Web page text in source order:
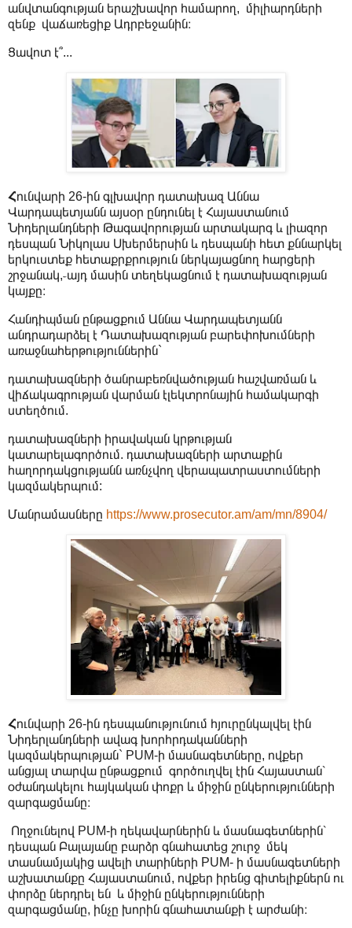
անվտանգության երաշխավոր համարող, միլիարդների
զենք վաճառեցիք Ադրբեջանին։
Ցավոտ է՞...
Հունվարի 26-ին գլխավոր դատախազ Աննա
Վարդապետյանն այսօր ընդունել է Հայաստանում
Նիդերլանդների Թագավորության արտակարգ և լիազոր
դեսպան Նիկոլաս Սխերմերսին և դեսպանի հետ քննարկել
երկուստեք հետաքրքրություն ներկայացնող հարցերի
շրջանակ,֊այդ մասին տեղեկացնում է դատախազության
կայքը։
Հանդիպման ընթացքում Աննա Վարդապետյանն
անդրադարձել է Դատախազության բարեփոխումների
առաջնահերթություններին`
դատախազների ծանրաբեռնվածության հաշվառման և
վիճակագրության վարման էլեկտրոնային համակարգի
ստեղծում.
դատախազների իրավական կրթության
կատարելագործում. դատախազների արտաքին
հաղորդակցությանն առնչվող վերապատրաստումների
կազմակերպում:
Մանրամասները https://www.prosecutor.am/am/mn/8904/
Հունվարի 26-ին դեսպանությունում հյուրընկալվել էին
Նիդերլանդների ավագ խորհրդականների
կազմակերպության` PUM-ի մասնագետները, ովքեր
անցյալ տարվա ընթացքում գործուղվել էին Հայաստան՝
օժանդակելու հայկական փոքր և միջին ընկերությունների
զարգացմանը։
Ողջունելով PUM-ի ղեկավարներին և մասնագետներին՝
դեսպան Բալայանը բարձր գնահատեց շուրջ մեկ
տասնամյակից ավելի տարիների PUM- ի մասնագետների
աշխատանքը Հայաստանում, ովքեր իրենց գիտելիքներն ու
փորձը ներդրել են և միջին ընկերությունների
զարգացմանը, ինչը խորին գնահատանքի է արժանի։